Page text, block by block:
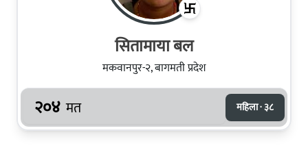
सितामाया बल
मकवानपुर-२, बागमती प्रदेश
२०४ मत महिला · ३८